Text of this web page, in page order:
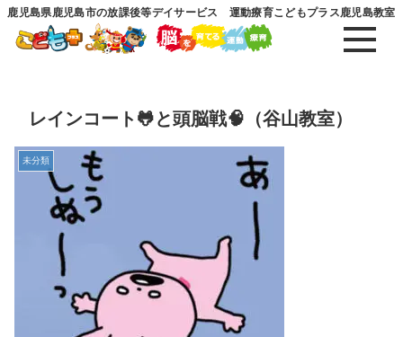
鹿児島県鹿児島市の放課後等デイサービス 運動療育こどもプラス鹿児島教室
レインコート🐸と頭脳戦🧠（谷山教室）
未分類